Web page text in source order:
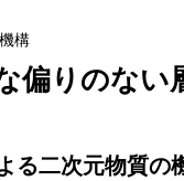
構
偏りのない
る二次元物質の